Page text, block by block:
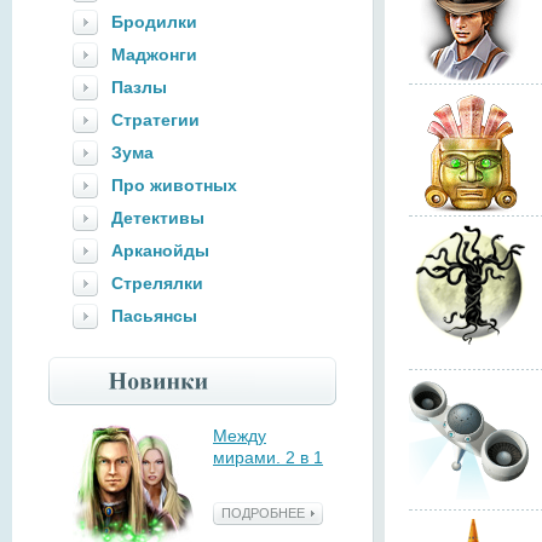
Бродилки
Маджонги
Пазлы
Стратегии
Зума
Про животных
Детективы
Арканойды
Стрелялки
Пасьянсы
Между
мирами. 2 в 1
ПОДРОБНЕЕ